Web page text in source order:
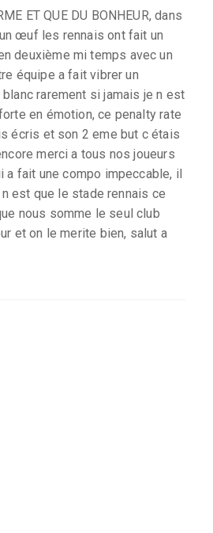
ET QUE DU BONHEUR, dans
œuf les rennais ont fait un
deuxième mi temps avec un
équipe a fait vibrer un
rarement si jamais je n est
en émotion, ce penalty rate
écris et son 2 eme but c étais
merci a tous nos joueurs
a fait une compo impeccable, il
est que le stade rennais ce
nous somme le seul club
et on le merite bien, salut a